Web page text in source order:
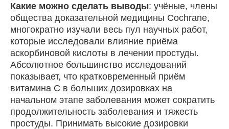
Какие можно сделать выводы: учёные, члены
общества доказательной медицины Cochrane,
многократно изучали весь пул научных работ,
которые исследовали влияние приёма
аскорбиновой кислоты в лечении простуды.
Абсолютное большинство исследований
показывает, что кратковременный приём
витамина С в больших дозировках на
начальном этапе заболевания может сократить
продолжительность заболевания и тяжесть
простуды. Принимать высокие дозировки